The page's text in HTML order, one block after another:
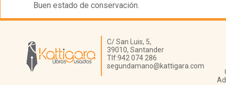
Buen estado de conservación.
Librería Kattigara
C/ San Luis, 5,
39010, Santander
Tlf:942 074 286
segundamano@kattigara.com